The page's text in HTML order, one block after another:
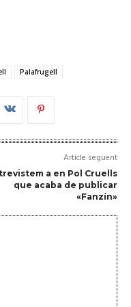
Palafrugell
Article següent
a en Pol Cruells
que acaba de publicar
«Fanzín»